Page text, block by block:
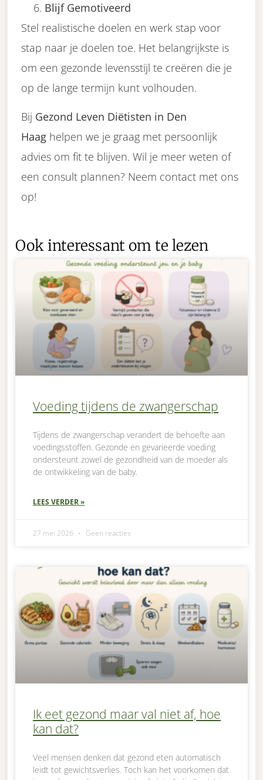
Blijf Gemotiveerd
Stel realistische doelen en werk stap voor
stap naar je doelen toe. Het belangrijkste is
om een gezonde levensstijl te creëren die je
op de lange termijn kunt volhouden.
Bij Gezond Leven Diëtisten in Den
Haag helpen we je graag met persoonlijk
advies om fit te blijven. Wil je meer weten of
een consult plannen? Neem contact met ons
op!
Ook interessant om te lezen
Voeding tijdens de zwangerschap
Tijdens de zwangerschap verandert de behoefte aan
voedingsstoffen. Gezonde en gevarieerde voeding
ondersteunt zowel de gezondheid van de moeder als
de ontwikkeling van de baby.
LEES VERDER »
27 mei 2026 Geen reacties
Ik eet gezond maar val niet af, hoe
kan dat?
Veel mensen denken dat gezond eten automatisch
leidt tot gewichtsverlies. Toch kan het voorkomen dat